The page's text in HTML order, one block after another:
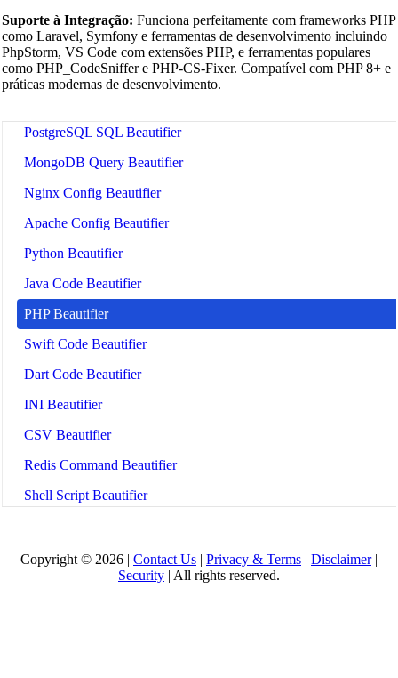
XML Beautifier
YAML Beautifier
SQL Beautifier
PostgreSQL SQL Beautifier
MongoDB Query Beautifier
Nginx Config Beautifier
Apache Config Beautifier
Python Beautifier
Java Code Beautifier
PHP Beautifier
Swift Code Beautifier
Dart Code Beautifier
INI Beautifier
CSV Beautifier
Redis Command Beautifier
Shell Script Beautifier
C/C++ Code Beautifier
CUDA Code Beautifier
Suporte à Integração: Funciona perfeitamente com frameworks PHP
como Laravel, Symfony e ferramentas de desenvolvimento incluindo
PhpStorm, VS Code com extensões PHP, e ferramentas populares
como PHP_CodeSniffer e PHP-CS-Fixer. Compatível com PHP 8+ e
práticas modernas de desenvolvimento.
Copyright © 2026 | Contact Us | Privacy & Terms | Disclaimer|
Security | All rights reserved.